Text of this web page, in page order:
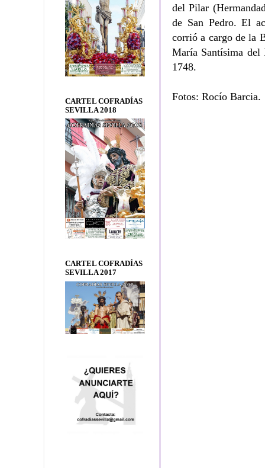
del Pilar
de San Pedro. El
corrió a cargo de la
María Santísima del
1748.
Fotos: Rocío Barcia.
CARTEL COFRADÍAS
SEVILLA 2018
CARTEL COFRADÍAS
SEVILLA 2017